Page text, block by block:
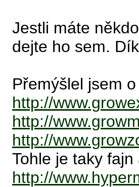
Jestli máte
dejte ho sem.
Přemýšlel jsem o
http://
http://
http://
Tohle je taky
http://